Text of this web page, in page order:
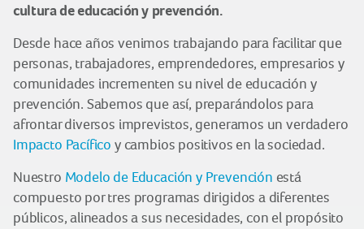
cultura de educación y prevención.
Desde hace años venimos trabajando para facilitar que
personas, trabajadores, emprendedores, empresarios y
comunidades incrementen su nivel de educación y
prevención. Sabemos que así, preparándolos para
afrontar diversos imprevistos, generamos un verdadero
Impacto Pacífico y cambios positivos en la sociedad.
Nuestro Modelo de Educación y Prevención está
compuesto por tres programas dirigidos a diferentes
públicos, alineados a sus necesidades, con el propósito